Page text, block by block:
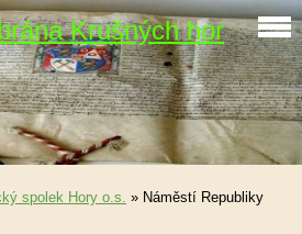
Krušných hor
spolek Hory o.s. » Náměstí Republiky